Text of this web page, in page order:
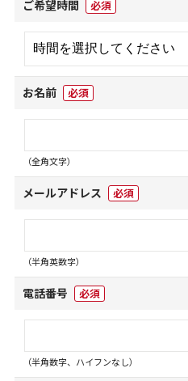
ご希望時間 必須
お名前 必須
（全角文字）
メールアドレス 必須
（半角英数字）
電話番号 必須
（半角数字、ハイフンなし）